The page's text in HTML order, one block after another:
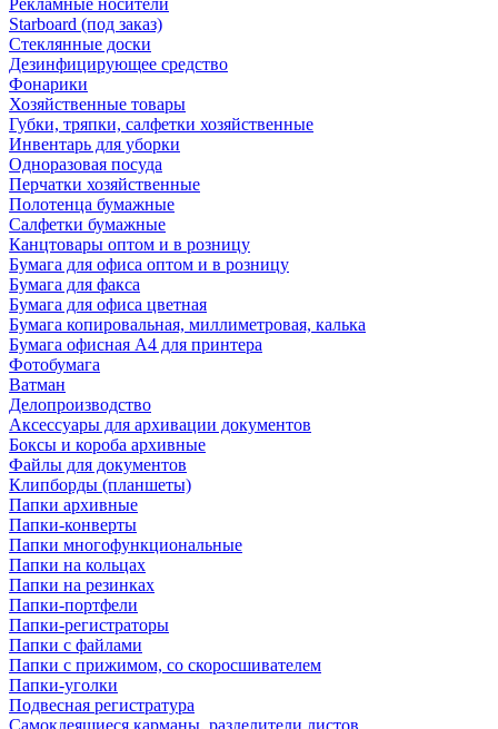
Рекламные носители
Starboard (под заказ)
Стеклянные доски
Дезинфицирующее средство
Фонарики
Хозяйственные товары
Губки, тряпки, салфетки хозяйственные
Инвентарь для уборки
Одноразовая посуда
Перчатки хозяйственные
Полотенца бумажные
Салфетки бумажные
Канцтовары оптом и в розницу
Бумага для офиса оптом и в розницу
Бумага для факса
Бумага для офиса цветная
Бумага копировальная, миллиметровая, калька
Бумага офисная А4 для принтера
Фотобумага
Ватман
Делопроизводство
Аксессуары для архивации документов
Боксы и короба архивные
Файлы для документов
Клипборды (планшеты)
Папки архивные
Папки-конверты
Папки многофункциональные
Папки на кольцах
Папки на резинках
Папки-портфели
Папки-регистраторы
Папки с файлами
Папки с прижимом, со скоросшивателем
Папки-уголки
Подвесная регистратура
Самоклеящиеся карманы, разделители листов